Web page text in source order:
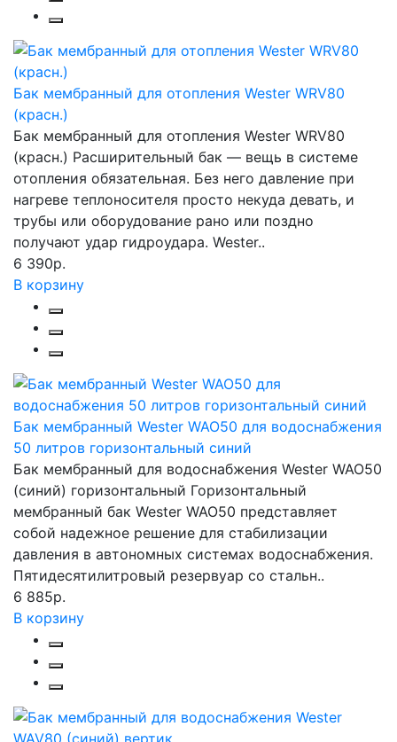
Бак мембранный для отопления Wester WRV80
(красн.)
Бак мембранный для отопления Wester WRV80
(красн.) Расширительный бак — вещь в системе
отопления обязательная. Без него давление при
нагреве теплоносителя просто некуда девать, и
трубы или оборудование рано или поздно
получают удар гидроудара. Wester..
6 390р.
В корзину
Бак мембранный Wester WAO50 для водоснабжения
50 литров горизонтальный синий
Бак мембранный для водоснабжения Wester WAO50
(синий) горизонтальный Горизонтальный
мембранный бак Wester WAO50 представляет
собой надежное решение для стабилизации
давления в автономных системах водоснабжения.
Пятидесятилитровый резервуар со стальн..
6 885р.
В корзину